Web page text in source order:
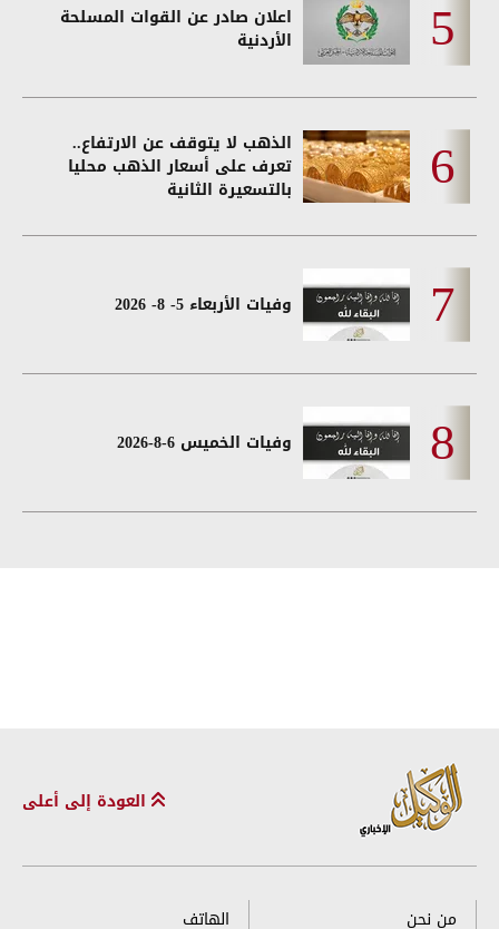
اعلان صادر عن القوات المسلحة
الأردنية
الذهب لا يتوقف عن الارتفاع..
تعرف على أسعار الذهب محليا
بالتسعيرة الثانية
وفيات الأربعاء 5- 8- 2026
وفيات الخميس 6-8-2026
العودة إلى أعلى
من نحن الهاتف